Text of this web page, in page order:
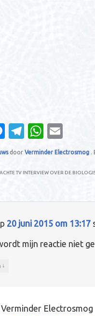
M
es
n
T
el
gr
W
h
s
p
m
door Verminder Electrosmog .
TV INTERVIEW OVER DE
20 juni 2015 om 13:17
mijn reactie niet
↓
Verminder Electrosmog